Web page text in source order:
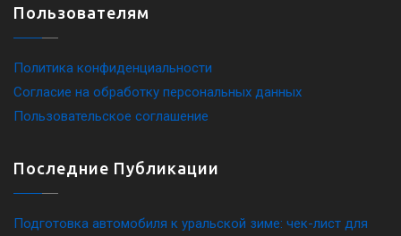
Пользователям
Политика конфиденциальности
Согласие на обработку персональных данных
Пользовательское соглашение
Последние Публикации
Подготовка автомобиля к уральской зиме: чек-лист для